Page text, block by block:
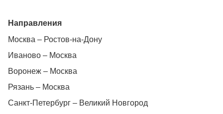
Направления
Москва – Ростов-на-Дону
Иваново – Москва
Воронеж – Москва
Рязань – Москва
Санкт-Петербург – Великий Новгород